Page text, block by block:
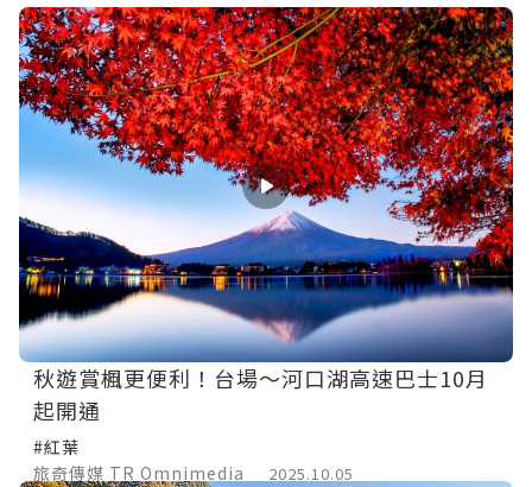
秋遊賞楓更便利！台場～河口湖高速巴士10月
起開通
#紅葉
旅奇傳媒 TR Omnimedia
2025.10.05